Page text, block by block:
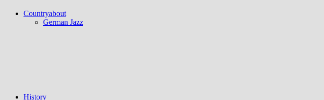
Countryabout
German Jazz
History